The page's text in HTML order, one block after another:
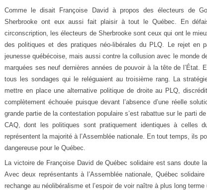
Comme le disait Françoise David à propos des électeurs de
Sherbrooke ont eux aussi fait plaisir à tout le Québec. En
circonscription, les électeurs de Sherbrooke sont ceux qui ont le
des politiques et des pratiques néo-libérales du PLQ. Le rejet en
jeunesse québécoise, mais aussi contre la collusion avec le monde
marquées ses neuf dernières années de pouvoir à la tête de l’État.
tous les sondages qui le reléguaient au troisième rang. La
mettre en place une alternative politique de droite au PLQ,
complètement échouée puisque devant l’absence d’une réelle
grande partie de la contestation populaire s’est rabattue sur le parti
CAQ, dont les politiques sont pratiquement identiques à celles
représentent la majorité à l’Assemblée nationale. En tout temps, ils
dangereuse pour le Québec.
La victoire de Françoise David de Québec solidaire est sans doute
Avec deux représentants à l’Assemblée nationale, Québec
rechange au néolibéralisme et l’espoir de voir naître à plus long